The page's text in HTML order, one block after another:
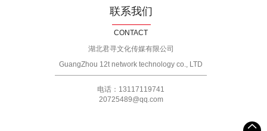
联系我们
CONTACT
湖北君寻文化传媒有限公司
GuangZhou 12t network technology co., LTD
电话：13117119741
20725489@qq.com